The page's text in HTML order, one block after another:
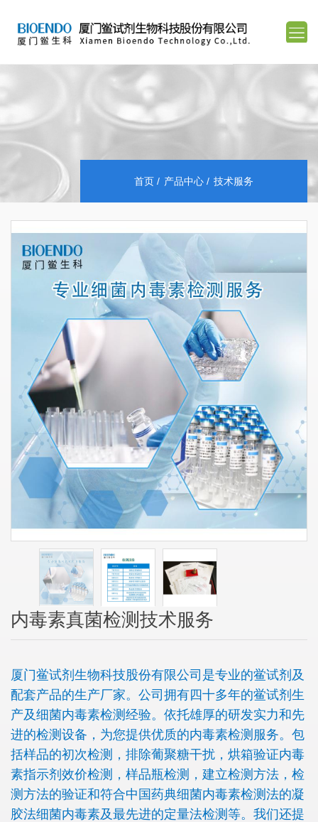
首页 产品中心 技术服务
内毒素真菌检测技术服务
厦门鲎试剂生物科技股份有限公司是专业的鲎试剂及
配套产品的生产厂家。公司拥有四十多年的鲎试剂生
产及细菌内毒素检测经验。依托雄厚的研发实力和先
进的检测设备，为您提供优质的内毒素检测服务。包
括样品的初次检测，排除葡聚糖干扰，烘箱验证内毒
素指示剂效价检测，样品瓶检测，建立检测方法，检
测方法的验证和符合中国药典细菌内毒素检测法的凝
胶法细菌内毒素及最先进的定量法检测等。我们还提